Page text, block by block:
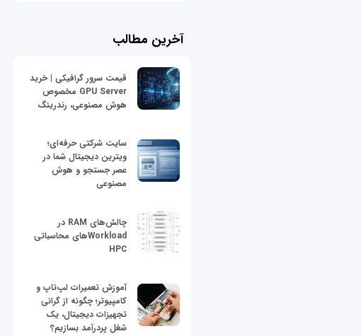
آخرین مطالب
قیمت سرور گرافیکی | خرید
GPU Server مخصوص
هوش مصنوعی، رندرینگ
سایت شرکتی حرفه‌ای؛
ویترین دیجیتال شما در
عصر جستجو و هوش
مصنوعی
چالش‌های RAM در
Workloadهای محاسباتی
HPC
آموزش تعمیرات لپ‌تاپ و
کامپیوتر؛ چگونه از گرانی
تجهیزات دیجیتال، یک
شغل پردرآمد بسازیم؟